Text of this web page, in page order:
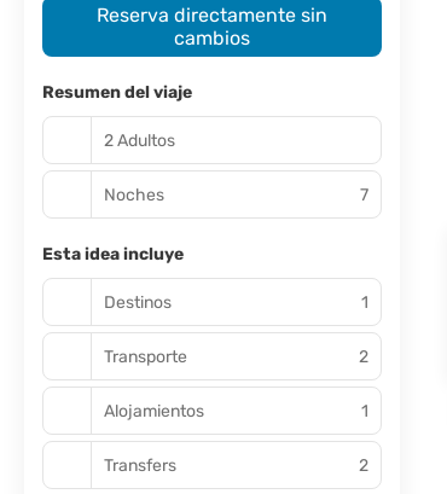
Reserva directamente sin
cambios
Resumen del viaje
2 Adultos
Noches 7
Esta idea incluye
Destinos 1
Transporte 2
Alojamientos 1
Transfers 2